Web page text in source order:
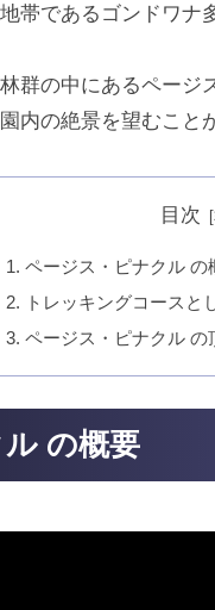
帯であるゴンドワナ
群の中にあるペー
内の絶景を望むこと
目次
ページス・ピナクル の
トレッキングコースと
ページス・ピナクル の
の概要